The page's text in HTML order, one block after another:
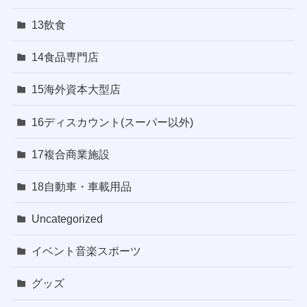
13飲食
14食品専門店
15海外資本大型店
16ディスカウント(スーパー以外)
17複合商業施設
18自動車・車載用品
Uncategorized
イベント音楽スポーツ
グッズ